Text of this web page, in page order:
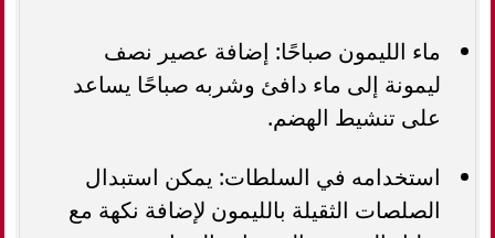
ماء الليمون صباحًا: إضافة عصير نصف
ليمونة إلى ماء دافئ وشربه صباحًا يساعد
على تنشيط الهضم.
استخدامه في السلطات: يمكن استبدال
الصلصات الثقيلة بالليمون لإضافة نكهة مع